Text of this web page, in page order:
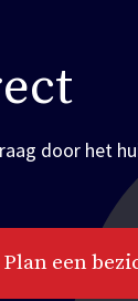
door het
Plan een